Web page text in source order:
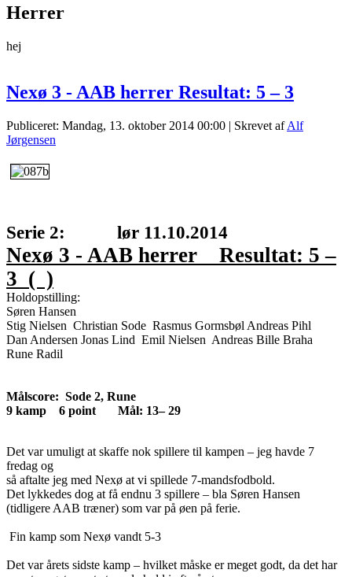
Herrer
hej
Nexø 3 - AAB herrer Resultat: 5 – 3
Publiceret: Mandag, 13. oktober 2014 00:00 | Skrevet afAlf
Jørgensen
Serie 2: lør 11.10.2014
Nexø 3 - AAB herrer Resultat: 5 –
3 ( )
Holdopstilling:
Søren Hansen
Stig Nielsen Christian Sode Rasmus Gormsbøl Andreas Pihl
Dan Andersen Jonas Lind Emil Nielsen Andreas Bille Braha
Rune Radil
Målscore: Sode 2, Rune
9 kamp 6 point Mål: 13– 29
Det var umuligt at skaffe nok spillere til kampen – jeg havde 7
fredag og
så aftalte jeg med Nexø at vi spillede 7-mandsfodbold.
Det lykkedes dog at få endnu 3 spillere – bla Søren Hansen
(tidligere AAB træner) som var på øen på ferie.
Fin kamp som Nexø vandt 5-3
Det var årets sidste kamp – hvilket måske er meget godt, da det har